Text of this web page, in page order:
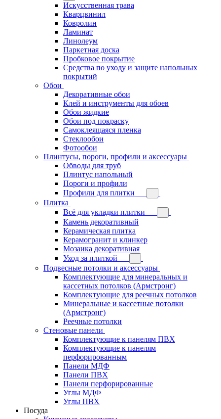
Искусственная трава
Кварцвинил
Ковролин
Ламинат
Линолеум
Паркетная доска
Пробковое покрытие
Средства по уходу и защите напольных
покрытий
Обои
Декоративные обои
Клей и инструменты для обоев
Обои жидкие
Обои под покраску
Самоклеящаяся пленка
Стеклообои
Фотообои
Плинтусы, пороги, профили и аксессуары
Обводы для труб
Плинтус напольный
Пороги и профили
Профили для плитки
Плитка
Всё для укладки плитки
Камень декоративный
Керамическая плитка
Керамогранит и клинкер
Мозаика декоративная
Уход за плиткой
Подвесные потолки и аксессуары
Комплектующие для минеральных и
кассетных потолков (Армстронг)
Комплектующие для реечных потолков
Минеральные и кассетные потолки
(Армстронг)
Реечные потолки
Стеновые панели
Комплектующие к панелям ПВХ
Комплектующие к панелям
перфорированным
Панели МДФ
Панели ПВХ
Панели перфорированные
Углы МДФ
Углы ПВХ
Посуда